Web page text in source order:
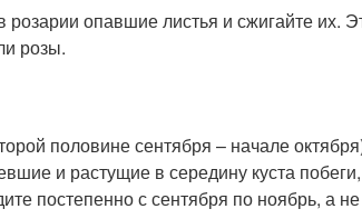
опавшие листья и сжигайте их.
розы.
половине сентября – начале
и растущие в середину куста
постепенно с сентября по ноябрь, а